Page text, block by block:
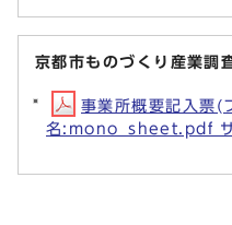
京都市ものづくり産業
事業所概要記入票(
名:mono_sheet.pdf